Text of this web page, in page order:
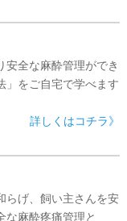
安全な麻酔管理ができ
」をご自宅で学べます
詳しくはコチラ》
らげ、飼い主さんを安
な麻酔疼痛管理と